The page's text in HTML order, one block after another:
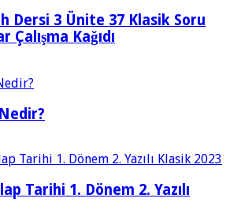
Dersi 3 Ünite 37 Klasik Soru
Çalışma Kağıdı
Tarihi 1. Dönem 2. Yazılı